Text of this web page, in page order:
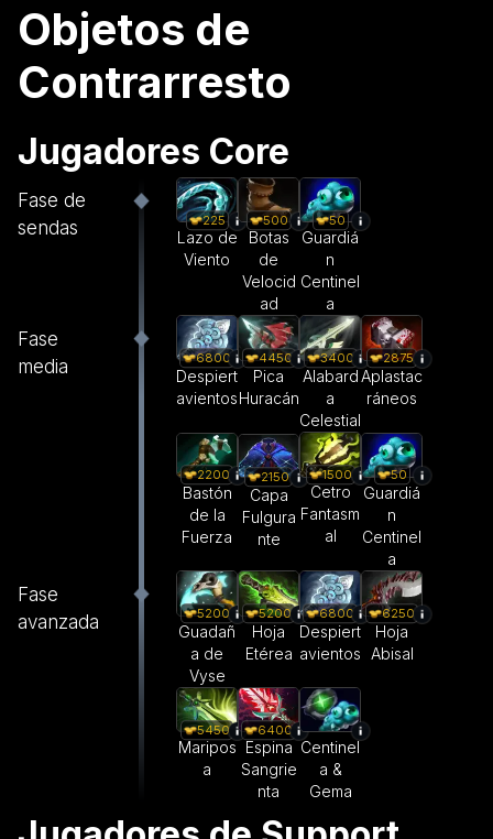
Objetos de
Contrarresto
Jugadores Core
Fase de
sendas
225
Lazo de
Viento
500
Botas
de
Velocid
ad
50
Guardiá
n
Centinel
a
Fase
media
6800
Despiert
avientos
4450
Pica
Huracán
3400
Alabard
a
Celestial
2875
Aplastac
ráneos
2200
Bastón
de la
Fuerza
2150
Capa
Fulgura
nte
1500
Cetro
Fantasm
al
50
Guardiá
n
Centinel
a
Fase
avanzada
5200
Guadañ
a de
Vyse
5200
Hoja
Etérea
6800
Despiert
avientos
6250
Hoja
Abisal
5450
Maripos
a
6400
Espina
Sangrie
nta
Centinel
a &
Gema